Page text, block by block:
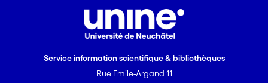
Service information scientifique & bibliothèques
Rue Emile-Argand 11